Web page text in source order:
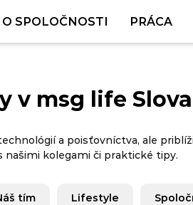
O SPOLOČNOSTI PRÁCA
v msg life
a poisťovníctva, ale
našimi kolegami či praktické tipy.
tím Lifestyle